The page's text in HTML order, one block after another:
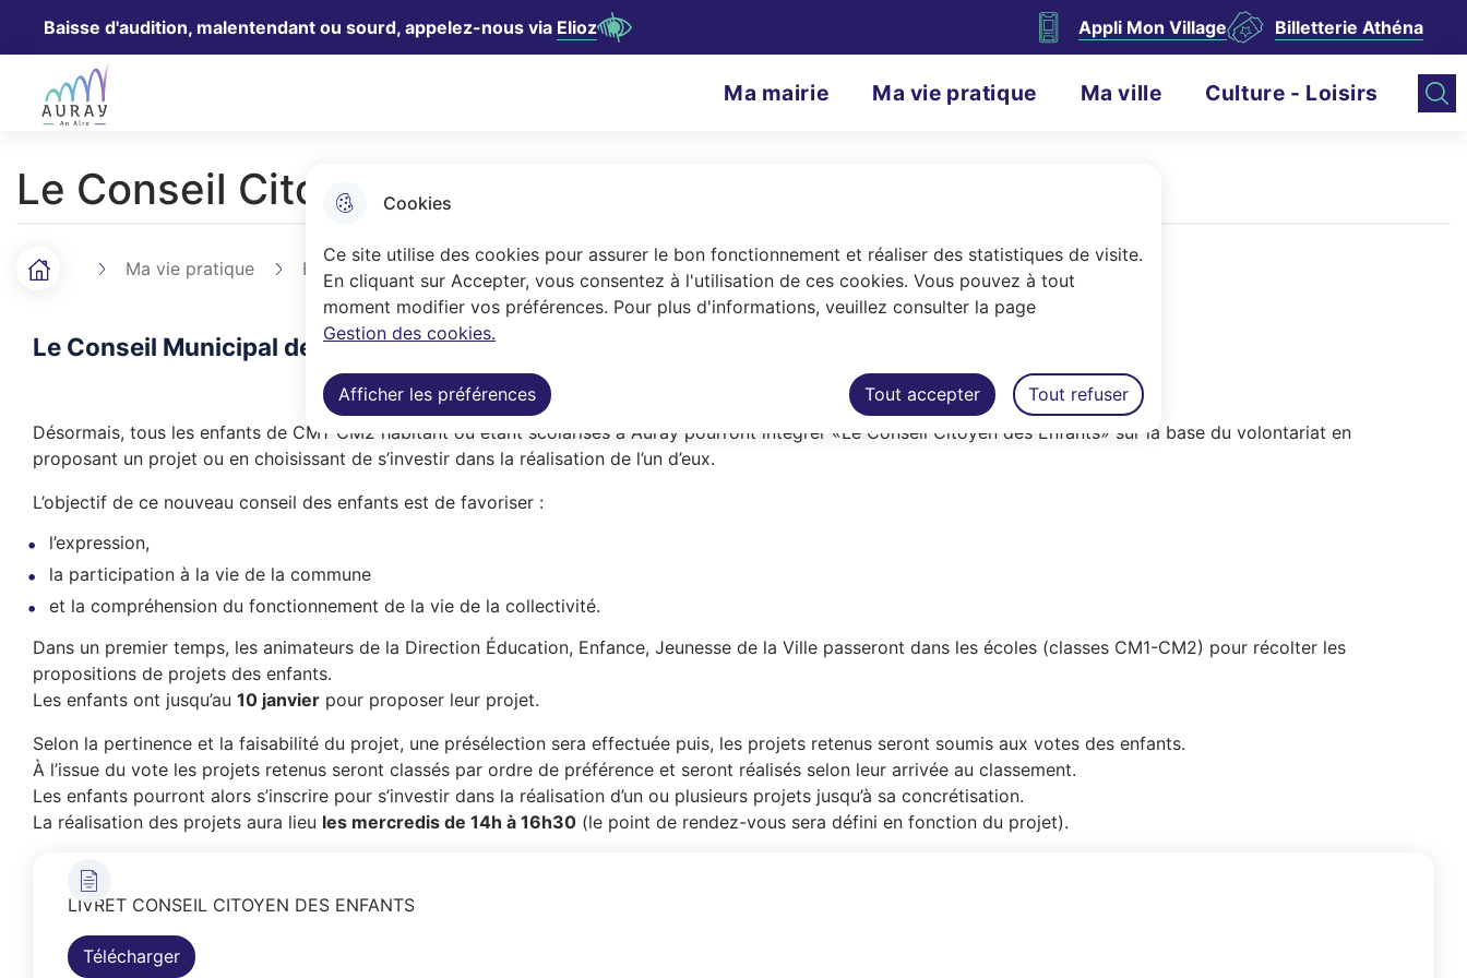
Cookies
Ce site utilise des cookies pour assurer le bon fonctionnement et réaliser des statistiques de visite.
En cliquant sur Accepter, vous consentez à l'utilisation de ces cookies. Vous pouvez à tout
moment modifier vos préférences. Pour plus d'informations, veuillez consulter la page
Gestion des cookies.
Afficher les préférences Tout accepter Tout refuser
Aller au contenu principal
Baisse d'audition, malentendant ou sourd, appelez-nous via Elioz Appli Mon Village Billetterie Athéna
Ville Auray Menu principal
N
g
a
t
n
c
p
a
l
Ma mairie Ma vie pratique Ma ville Culture - Loisirs
Le Conseil Citoyen des Enfants d'Auray
F
A
r
a
n
e
Accueil Ma vie pratique Education Le Conseil Citoyen des Enfants d'Auray
Le Conseil Municipal des Enfants (CME) devient Le Conseil Citoyen des Enfants
Désormais, tous les enfants de CM1-CM2 habitant ou étant scolarisés à Auray pourront intégrer «Le Conseil Citoyen des Enfants» sur la base du volontariat en
proposant un projet ou en choisissant de s’investir dans la réalisation de l’un d’eux.
L’objectif de ce nouveau conseil des enfants est de favoriser :
l’expression,
la participation à la vie de la commune
et la compréhension du fonctionnement de la vie de la collectivité.
Dans un premier temps, les animateurs de la Direction Éducation, Enfance, Jeunesse de la Ville passeront dans les écoles (classes CM1-CM2) pour récolter les
propositions de projets des enfants.
Les enfants ont jusqu’au 10 janvier pour proposer leur projet.
Selon la pertinence et la faisabilité du projet, une présélection sera effectuée puis, les projets retenus seront soumis aux votes des enfants.
À l’issue du vote les projets retenus seront classés par ordre de préférence et seront réalisés selon leur arrivée au classement.
Les enfants pourront alors s’inscrire pour s’investir dans la réalisation d’un ou plusieurs projets jusqu’à sa concrétisation.
La réalisation des projets aura lieu les mercredis de 14h à 16h30 (le point de rendez-vous sera défini en fonction du projet).
LIVRET CONSEIL CITOYEN DES ENFANTS
Télécharger